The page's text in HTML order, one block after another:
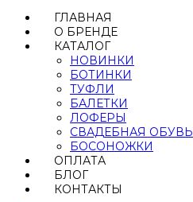
ГЛАВНАЯ
О БРЕНДЕ
КАТАЛОГ
НОВИНКИ
БОТИНКИ
ТУФЛИ
БАЛЕТКИ
ЛОФЕРЫ
СВАДЕБНАЯ ОБУВЬ
БОСОНОЖКИ
ОПЛАТА
БЛОГ
КОНТАКТЫ